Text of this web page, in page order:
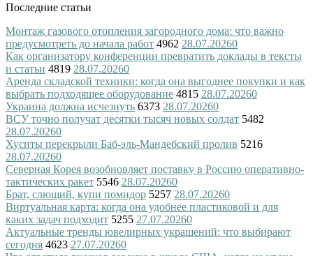
Последние статьи
Монтаж газового отопления загородного дома: что важно
предусмотреть до начала работ 4962 28.07.20260
Как организатору конференции превратить доклады в тексты
и статьи 4819 28.07.20260
Аренда складской техники: когда она выгоднее покупки и как
выбрать подходящее оборудование 4815 28.07.20260
Украина должна исчезнуть 6373 28.07.20260
ВСУ точно получат десятки тысяч новых солдат 5482
28.07.20260
Хуситы перекрыли Баб-эль-Мандебский пролив 5216
28.07.20260
Северная Корея возобновляет поставку в Россию оперативно-
тактических ракет 5546 28.07.20260
Брат, слющий, купи помидор 5257 28.07.20260
Виртуальная карта: когда она удобнее пластиковой и для
каких задач подходит 5255 27.07.20260
Актуальные тренды ювелирных украшений: что выбирают
сегодня 4623 27.07.20260